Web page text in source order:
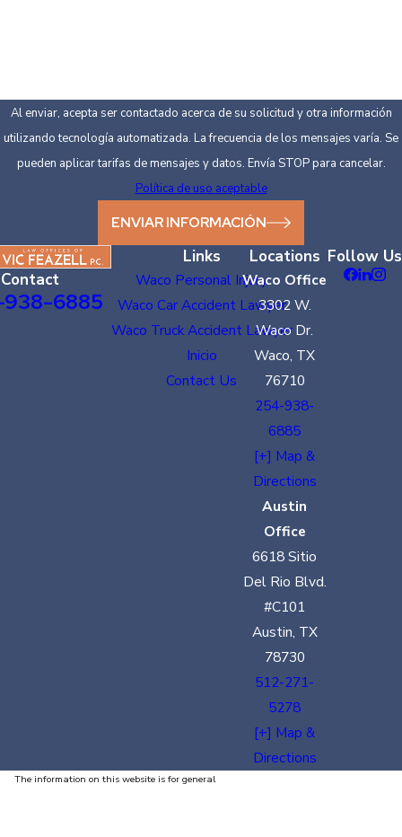
Al enviar, acepta ser contactado acerca de su solicitud y otra información
utilizando tecnología automatizada. La frecuencia de los mensajes varía. Se
pueden aplicar tarifas de mensajes y datos. Envía STOP para cancelar.
Política de uso aceptable
ENVIAR INFORMACIÓN
Contact
6885
Links
Waco Personal Injury
Waco Car Accident Lawyer
Waco Truck Accident Lawyer
Inicio
Contact Us
Locations
Waco Office
3302 W.
Waco Dr.
Waco, TX
76710
254-938-
6885
[+] Map &
Directions
Austin
Office
6618 Sitio
Del Rio Blvd.
#C101
Austin, TX
78730
512-271-
5278
[+] Map &
Directions
Follow Us
The information on this website is for general